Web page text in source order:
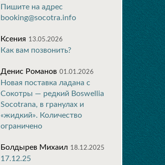
Пишите на адрес
booking@socotra.info
Ксения 13.05.2026
Как вам позвонить?
Денис Романов 01.01.2026
Новая поставка ладана с
Сокотры — редкий Boswellia
Socotrana, в гранулах и
«жидкий». Количество
ограничено
Болдырев Михаил 18.12.2025
17.12.25